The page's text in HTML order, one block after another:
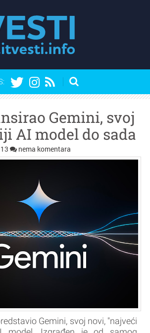
Gemini, svoj
AI model do sada
nema komentara
Gemini, svoj novi, "najveći